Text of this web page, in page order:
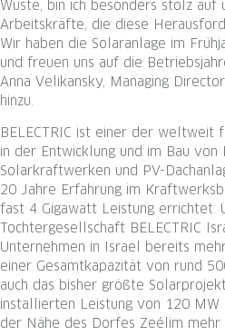
Wüste, bin ich besonders stolz auf
Arbeitskräfte, die diese
Wir haben die Solaranlage im
und freuen uns auf die
Anna Velikansky, Managing
hinzu.
BELECTRIC ist einer der weltweit
in der Entwicklung und im Bau von
Solarkraftwerken und PV-
20 Jahre Erfahrung im
fast 4 Gigawatt Leistung errichtet.
Tochtergesellschaft BELECTRIC
Unternehmen in Israel bereits
einer Gesamtkapazität von rund
auch das bisher größte
installierten Leistung von 120
der Nähe des Dorfes Zeélim mehr